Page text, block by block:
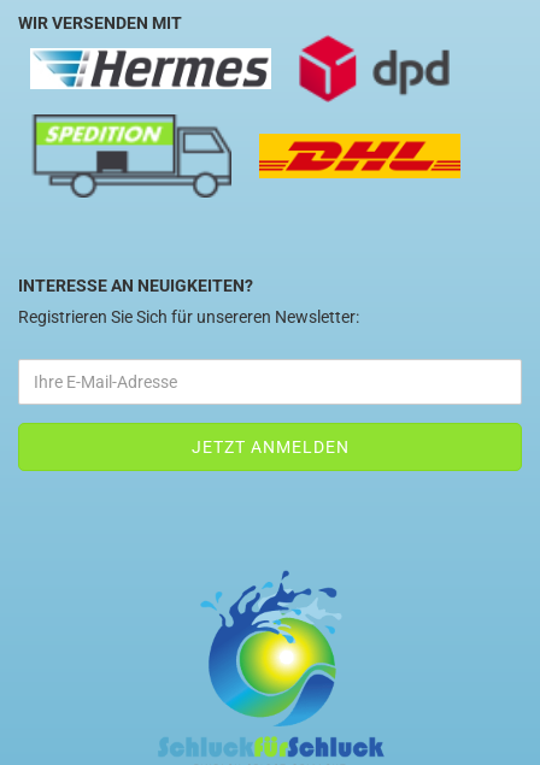
WIR VERSENDEN MIT
INTERESSE AN NEUIGKEITEN?
Registrieren Sie Sich für unsereren Newsletter: